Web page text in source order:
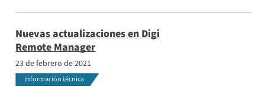
más adecuado para su aplicación
Nuevas actualizaciones en Digi
Remote Manager
23 de febrero de 2021
Información técnica